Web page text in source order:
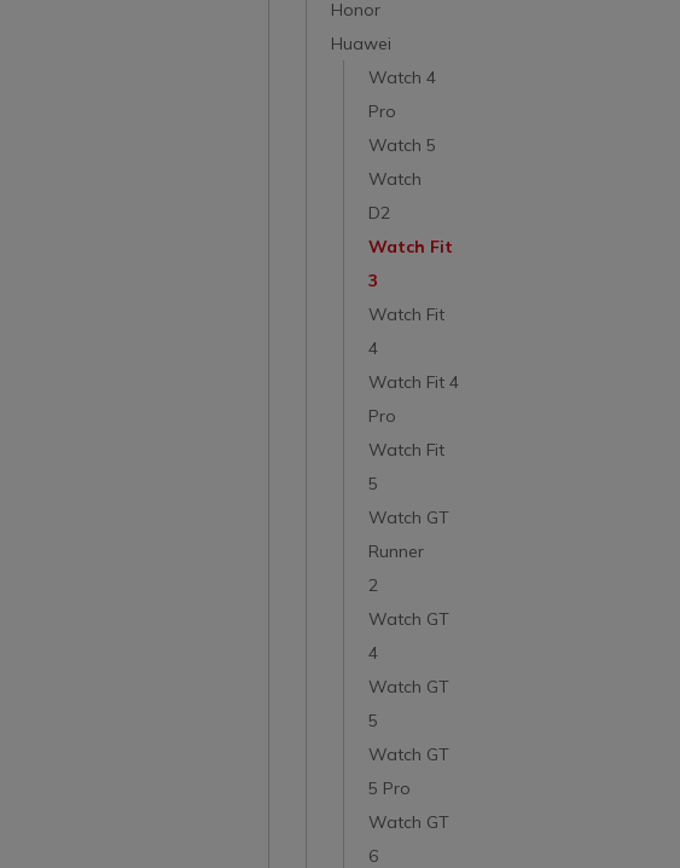
Honor
Huawei
Watch 4
Pro
Watch 5
Watch
D2
Watch Fit
3
Watch Fit
4
Watch Fit 4
Pro
Watch Fit
5
Watch GT
Runner
2
Watch GT
4
Watch GT
5
Watch GT
5 Pro
Watch GT
6